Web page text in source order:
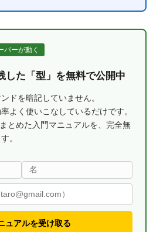
バーが動く
した「型」を無料で公開中
ドを暗記していません。
よく使いこなしているだけです。
とめた入門マニュアルを、完全無
。
ュアルを受け取る